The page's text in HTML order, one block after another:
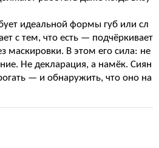
идеальной формы губ или сл
с тем, что есть — подчёркивает
маскировки. В этом его сила: не
Не декларация, а намёк. Сиян
— и обнаружить, что оно на